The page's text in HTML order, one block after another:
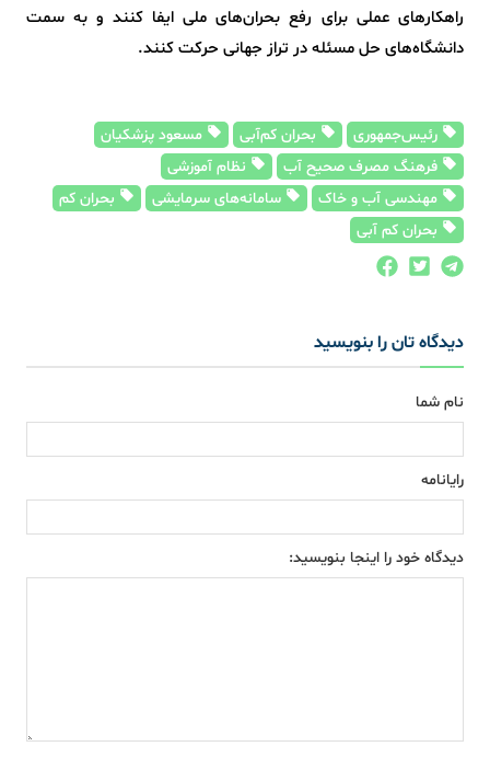
راهکارهای عملی برای رفع بحران‌های ملی ایفا کنند و به سمت
دانشگاه‌های حل مسئله در تراز جهانی حرکت کنند.
رئیس‌جمهوری بحران کم‌آبی
مسعود پزشکیان
فرهنگ مصرف صحیح آب
نظام آموزشی
مهندسی آب و خاک
سامانه‌های سرمایشی
بحران کم
بحران کم آبی
دیدگاه تان را بنویسید
نام شما
رایانامه
دیدگاه خود را اینجا بنویسید: